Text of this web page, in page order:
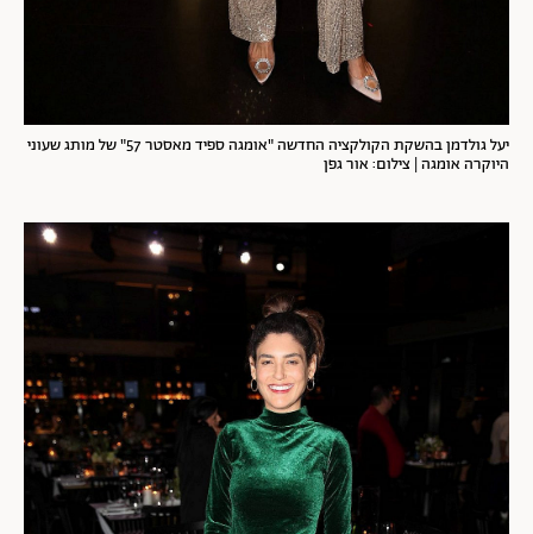
יעל גולדמן בהשקת הקולקציה החדשה "אומגה ספיד מאסטר 57" של מותג שעוני
היוקרה אומגה | צילום: אור גפן